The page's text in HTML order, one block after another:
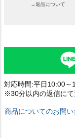
→返品について
対応時間:平日10:00～
※30分以内の返信にて
商品についてのお問